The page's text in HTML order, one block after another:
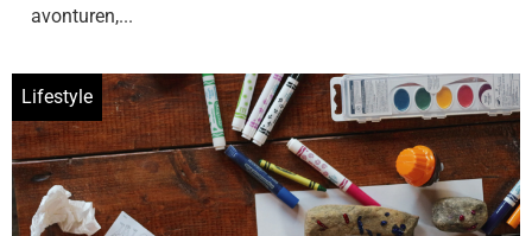
avonturen,...
Lifestyle